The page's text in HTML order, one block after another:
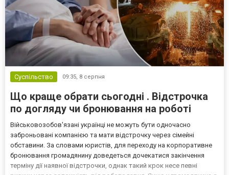
Суспільство 09:35, 8 серпня
Що краще обрати сьогодні . Відстрочка
по догляду чи бронювання на роботі
Військовозобов'язані українці не можуть бути одночасно
заброньовані компанією та мати відстрочку через сімейні
обставини. За словами юристів, для переходу на корпоративне
бронювання громадянину доведеться дочекатися закінчення
терміну дії наявної відстрочки, однак такий крок несе певні